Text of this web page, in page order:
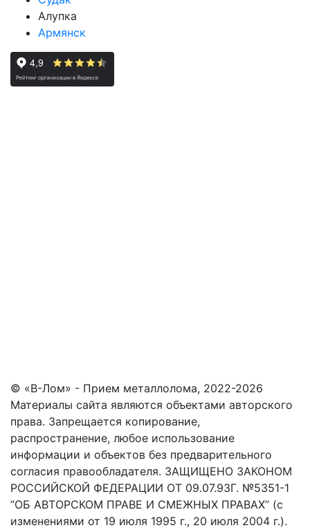
Алупка
Армянск
© «В-Лом» - Прием металлолома, 2022-2026
Материалы сайта являются объектами авторского
права. Запрещается копирование,
распространение, любое использование
информации и объектов без предварительного
согласия правообладателя. ЗАЩИЩЕНО ЗАКОНОМ
РОССИЙСКОЙ ФЕДЕРАЦИИ ОТ 09.07.93Г. №5351-1
“ОБ АВТОРСКОМ ПРАВЕ И СМЕЖНЫХ ПРАВАХ” (с
изменениями от 19 июля 1995 г., 20 июля 2004 г.).